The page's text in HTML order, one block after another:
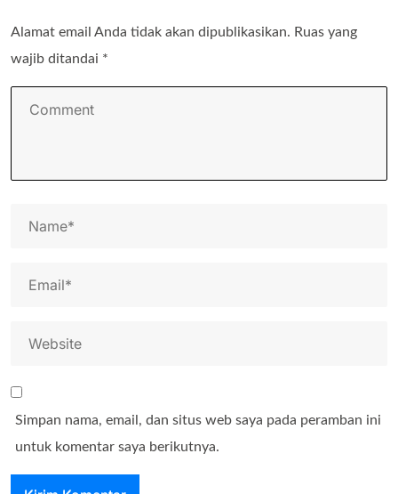
Alamat email Anda tidak akan dipublikasikan. Ruas yang
wajib ditandai *
Simpan nama, email, dan situs web saya pada peramban ini
untuk komentar saya berikutnya.